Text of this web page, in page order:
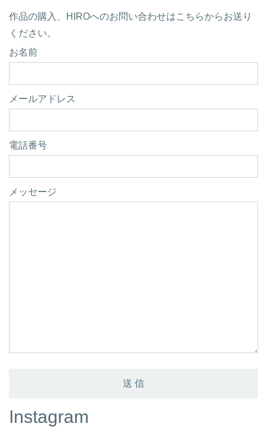
作品の購入、HIROへのお問い合わせはこちらからお送り
ください。
お名前
メールアドレス
電話番号
メッセージ
Instagram